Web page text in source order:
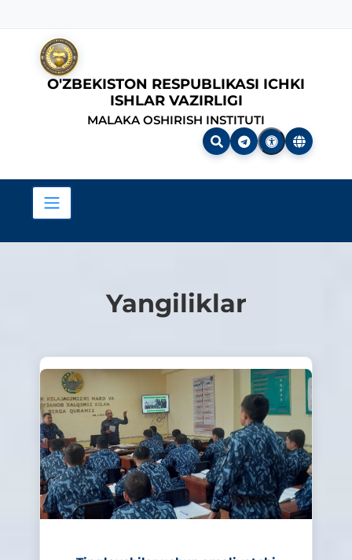
O'ZBEKISTON RESPUBLIKASI ICHKI
ISHLAR VAZIRLIGI
MALAKA OSHIRISH INSTITUTI
Yangiliklar